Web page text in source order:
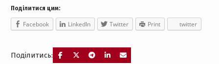
Поділитися цим:
Facebook LinkedIn Twitter Print twitter
Поділитись: